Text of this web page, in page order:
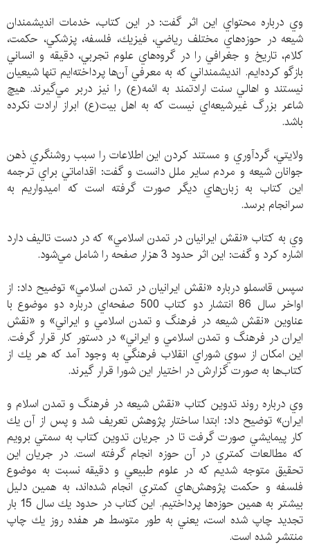
وي درباره محتواي اين اثر گفت: در اين كتاب، خدمات انديشمندان
شيعه در حوزه‌هاي مختلف رياضي، فيزيك، فلسفه، پزشكي، حكمت،
كلام، تاريخ و جغرافي را در گروه‌هاي علوم تجربي، دقيقه و انساني
بازگو كرده‌ايم. انديشمنداني كه به معرفي آن‌ها پرداخته‌ايم تنها شيعيان
نيستند و اهالي سنت ارادتمند به ائمه(ع) را نيز دربر مي‌گيرند. هيچ
شاعر بزرگ غيرشيعه‌اي نيست كه به اهل بيت(ع) ابراز ارادت نكرده
باشد.
ولايتي، گردآوري و مستند كردن اين اطلاعات را سبب روشنگري ذهن
جوانان شيعه و مردم ساير ملل دانست و گفت: اقداماتي براي ترجمه
اين كتاب به زبان‌هاي ديگر صورت گرفته است كه اميدواريم به
سرانجام برسد.
وي به كتاب «نقش ايرانيان در تمدن اسلامي» كه در دست تاليف دارد
اشاره كرد و گفت: اين اثر حدود 3 هزار صفحه را شامل مي‌شود.
سپس قاسملو درباره «نقش ايرانيان در تمدن اسلامي» توضيح داد: از
اواخر سال 86 انتشار دو كتاب 500 صفحه‌اي درباره دو موضوع با
عناوين «نقش شيعه در فرهنگ و تمدن اسلامي و ايراني» و «نقش
ايران در فرهنگ و تمدن اسلامي و ايراني» در دستور كار قرار گرفت.
اين امكان از سوي شوراي انقلاب فرهنگي به وجود آمد كه هر يك از
كتاب‌ها به صورت گزارش در اختيار اين شورا قرار گيرند.
وي درباره روند تدوين كتاب «نقش شيعه در فرهنگ و تمدن اسلام و
ايران» توضيح داد: ابتدا ساختار پژوهش تعريف شد و پس از آن يك
كار پيمايشي صورت گرفت تا در جريان تدوين كتاب به سمتي برويم
كه مطالعات كمتري در آن حوزه انجام گرفته است. در جريان اين
تحقيق متوجه شديم كه در علوم طبيعي و دقيقه نسبت به موضوع
فلسفه و حكمت پژوهش‌هاي كمتري انجام شده‌اند، به همين دليل
بيشتر به همين حوزه‌ها پرداختيم. اين كتاب در حدود يك سال 15 بار
تجديد چاپ شده است، يعني به طور متوسط هر هفده روز يك چاپ
منتشر شده است.